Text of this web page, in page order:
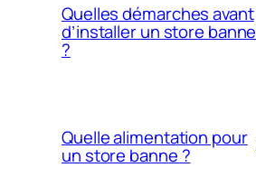
Quelles démarches avant
d’installer un store banne
?
Quelle alimentation pour
un store banne ?